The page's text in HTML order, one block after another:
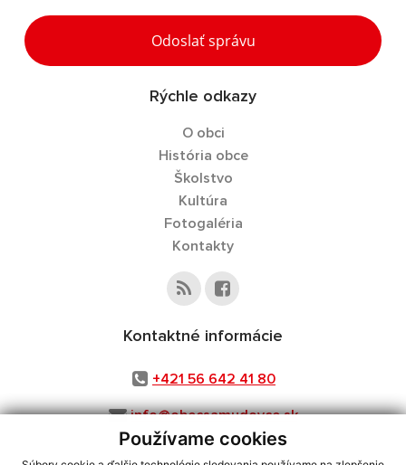
Používame cookies
Odoslať správu
Rýchle odkazy
O obci
História obce
Školstvo
Kultúra
Fotogaléria
Kontakty
Kontaktné informácie
+421 56 642 41 80
info@obecsamudovce.sk